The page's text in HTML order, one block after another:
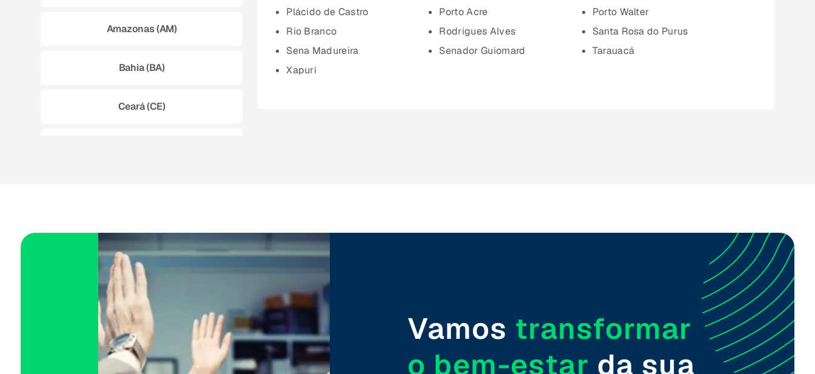
Amazonas (AM)
Bahia (BA)
Ceará (CE)
Mato Grosso (MT)
Plácido de Castro
Porto Acre
Porto Walter
Rio Branco
Rodrigues Alves
Santa Rosa do Purus
Sena Madureira
Senador Guiomard
Tarauacá
Xapuri
Vamos transformar
o bem-estar da sua